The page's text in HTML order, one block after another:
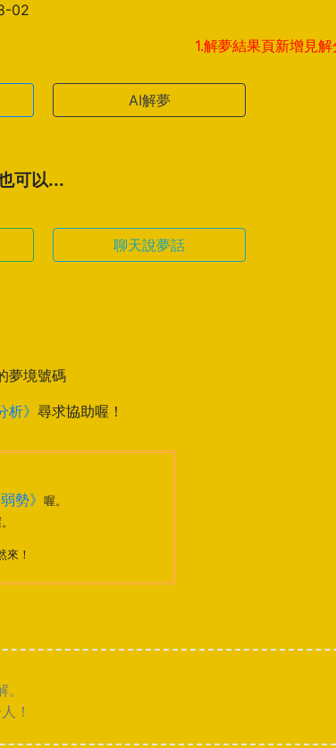
02
1.解夢結果頁新增見解分享功
AI解夢
可以...
聊天說夢話
夢境號碼
析》 尋求協助喔！
勢》 喔。
來！
！